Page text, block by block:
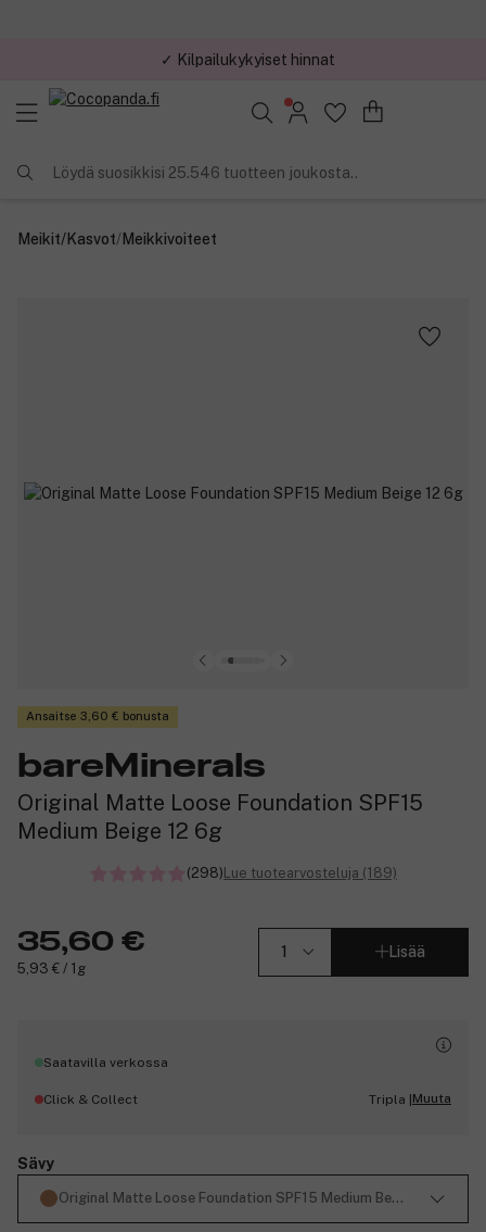
✓ Kilpailukykyiset hinnat
Löydä suosikkisi 25.546 tuotteen joukosta..
Meikit/Kasvot/Meikkivoiteet
Ansaitse 3,60 € bonusta
bareMinerals
Original Matte Loose Foundation SPF15
Medium Beige 12 6g
(298)Lue tuotearvosteluja (189)
35,60 €
5,93 € / 1g
Lisää
Saatavilla verkossa
Click & Collect Tripla |Muuta
Sävy
Original Matte Loose Foundation SPF15 Medium Beige 12 6g